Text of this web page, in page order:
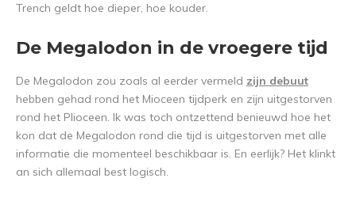
Trench geldt hoe dieper, hoe kouder.
De Megalodon in de vroegere tijd
De Megalodon zou zoals al eerder vermeld zijn debuut
hebben gehad rond het Mioceen tijdperk en zijn uitgestorven
rond het Plioceen. Ik was toch ontzettend benieuwd hoe het
kon dat de Megalodon rond die tijd is uitgestorven met alle
informatie die momenteel beschikbaar is. En eerlijk? Het klinkt
an sich allemaal best logisch.